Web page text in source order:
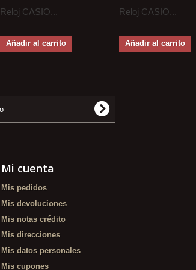
Reloj CASIO...
Añadir al carrito
Reloj CASIO...
Añadir al carrito
Mi cuenta
Mis pedidos
Mis devoluciones
Mis notas crédito
Mis direcciones
Mis datos personales
Mis cupones